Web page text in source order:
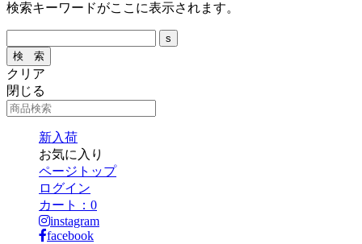
検索キーワードがここに表示されます。
クリア
閉じる
新入荷
お気に入り
ページトップ
ログイン
カート： 0
instagram
facebook